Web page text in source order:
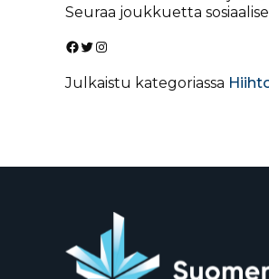
Seuraa joukkuetta
Facebook
Twitter
Instagram
Julkaistu kategoriassa